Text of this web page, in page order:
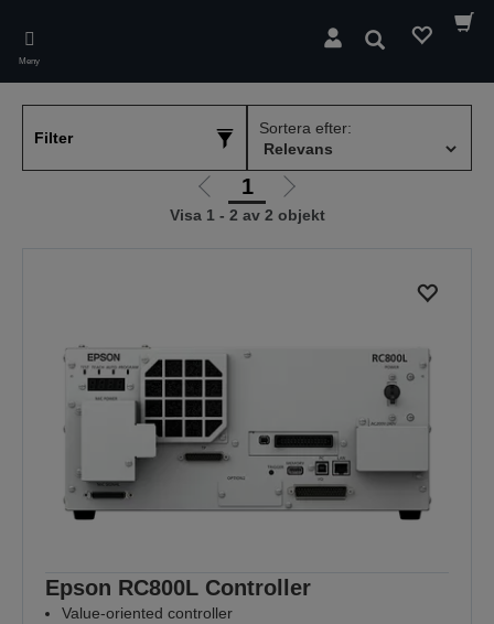
main
content
Meny
Sök
Filter
Sortera efter:
Gå
till
1
Gå
till
Visa 1 - 2 av 2 objekt
Epson RC800L Controller
Value‑oriented controller